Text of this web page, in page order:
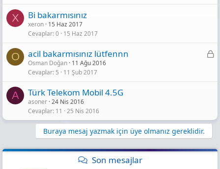
X Bi bakarmısınız
xeron 15 Haz 2017
Cevaplar 0 15 Haz 2017
O
K
i
acil bakarmısınız lütfennn
Osman Doğan 11 Ağu 2016
Cevaplar 5 11 Şub 2017
A Türk Telekom Mobil 4.5G
asoner 24 Nis 2016
Cevaplar 11 25 Nis 2016
Buraya mesaj yazmak için üye olmanız gereklidir.
Son mesajlar